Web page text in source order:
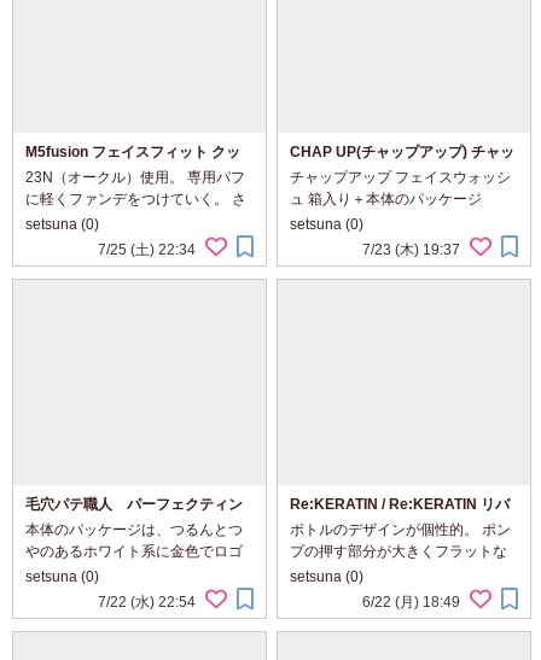
M5fusion フェイスフィット クッ
ション ファンデーション
23N（オークル）使用。 専用パフ
に軽くファンデをつけていく。 さ
らっとしたファンデで、すっとな
じんでいく。 パフて軽くとんとん
とたたくように。 ピタッとフィッ
setsuna (0)
7/25 (土) 22:34
CHAP UP(チャップアップ) チャッ
プアップフェイスウォッシュ
チャップアップ フェイスウォッシ
ュ 箱入り＋本体のパッケージ
150g入りなので、たっぷり感がう
れしい。 モスグリーンのチューブ
に、ブラックのロゴデザインやキ
setsuna (0)
7/23 (木) 19:37
毛穴パテ職人 パーフェクティン
グパウダー
本体のパッケージは、つるんとつ
やのあるホワイト系に金色でロゴ
デザインがあしらわれたシンプル
きれいめなもの。 幅広い世代が持
ちやすいデザイン、私も好きで
setsuna (0)
7/22 (水) 22:54
Re:KERATIN / Re:KERATIN リバ
ーシ リペア シャンプー/ヘアトリー
トメント
ボトルのデザインが個性的。 ポン
プの押す部分が大きくフラットな
面になってます。 シックな金色、
高級感ある瓶のようなデザイン。
おしゃれなのはもちろん、面が広
setsuna (0)
6/22 (月) 18:49